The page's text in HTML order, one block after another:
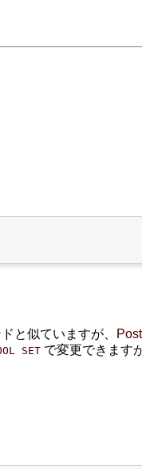
と似ていますが、
SET で変更できます